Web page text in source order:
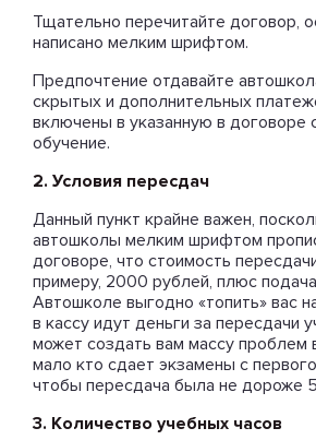
Тщательно перечитайте договор,
написано мелким шрифтом.
Предпочтение отдавайте
скрытых и дополнительных
включены в указанную в договоре
обучение.
2. Условия пересдач
Данный пункт крайне важен,
автошколы мелким шрифтом
договоре, что стоимость
примеру, 2000 рублей, плюс
Автошколе выгодно «топить» вас
в кассу идут деньги за пересдачи
может создать вам массу проблем
мало кто сдает экзамены с
чтобы пересдача была не дороже
3. Количество учебных часов